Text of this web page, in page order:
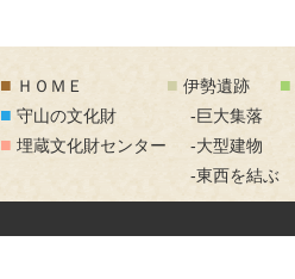
■ ＨＯＭＥ
■ 守山の文化財
■ 埋蔵文化財センター
■ 伊勢遺跡
-巨大集落
-大型建物
-東西を結ぶ
■